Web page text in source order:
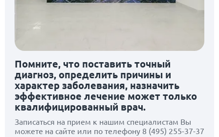
Помните, что поставить точный
диагноз, определить причины и
характер заболевания, назначить
эффективное лечение может только
квалифицированный врач.
Записаться на прием к нашим специалистам Вы
можете на сайте или по телефону 8 (495) 255-37-37